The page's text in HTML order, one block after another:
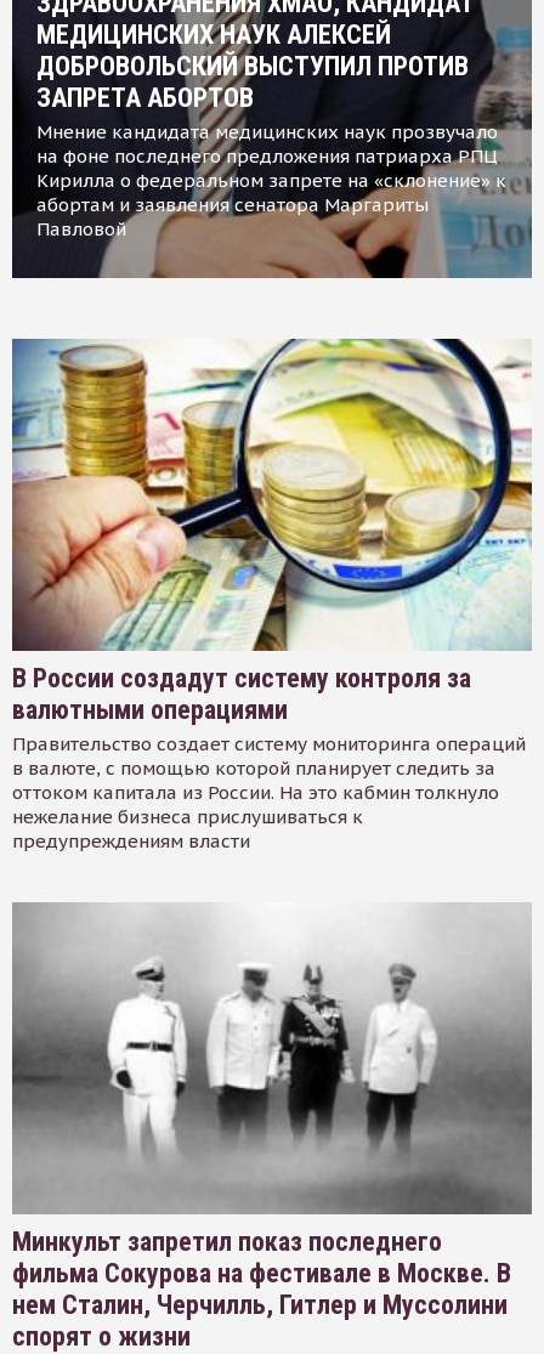
МЕДИЦИНСКИХ НАУК АЛЕКСЕЙ
ДОБРОВОЛЬСКИЙ ВЫСТУПИЛ ПРОТИВ
ЗАПРЕТА АБОРТОВ
Мнение кандидата медицинских наук прозвучало
на фоне последнего предложения патриарха РПЦ
Кирилла о федеральном запрете на «склонение» к
абортам и заявления сенатора Маргариты
Павловой
В России создадут систему контроля за
валютными операциями
Правительство создает систему мониторинга операций
в валюте, с помощью которой планирует следить за
оттоком капитала из России. На это кабмин толкнуло
нежелание бизнеса прислушиваться к
предупреждениям власти
Минкульт запретил показ последнего
фильма Сокурова на фестивале в Москве. В
нем Сталин, Черчилль, Гитлер и Муссолини
спорят о жизни